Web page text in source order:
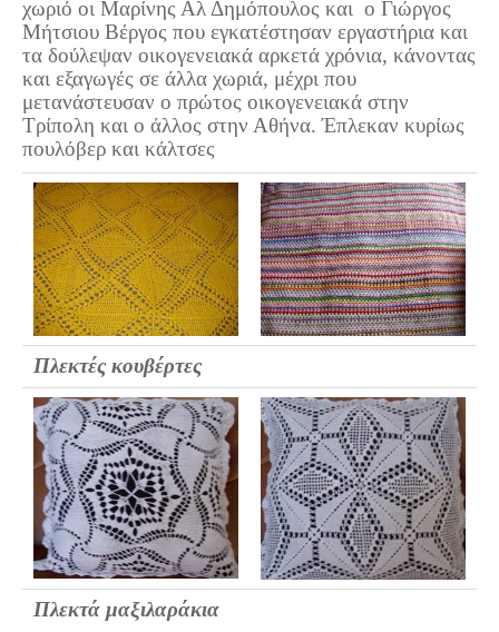
χωριό οι Μαρίνης Αλ Δημόπουλος και ο Γιώργος
Μήτσιου Βέργος που εγκατέστησαν εργαστήρια και
τα δούλεψαν οικογενειακά αρκετά χρόνια, κάνοντας
και εξαγωγές σε άλλα χωριά, μέχρι που
μετανάστευσαν ο πρώτος οικογενειακά στην
Τρίπολη και ο άλλος στην Αθήνα. Έπλεκαν κυρίως
πουλόβερ και κάλτσες
Πλεκτές κουβέρτες
Πλεκτά μαξιλαράκια